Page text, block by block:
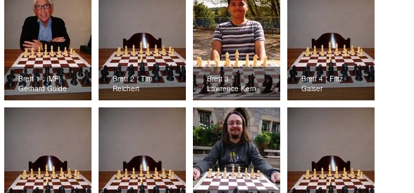
Brett 1 : (MF)
Gerhard Gulde
Brett 2 : Tim
Reichert
Brett 3 :
Lawrence Kern
Brett 4 : Fritz
Gaiser